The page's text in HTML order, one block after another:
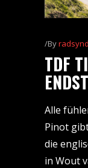
By
TDF
Alle
Pinot
die
in Wout